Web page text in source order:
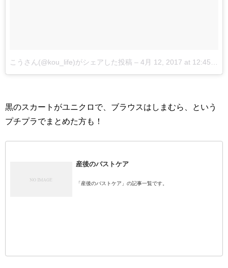
こうさん(@kou_life)がシェアした投稿 – 4月 12, 2017 at 12:45午前 PDT
黒のスカートがユニクロで、ブラウスはしまむら、という
プチプラでまとめた方も！
産後のバストケア
「産後のバストケア」の記事一覧です。